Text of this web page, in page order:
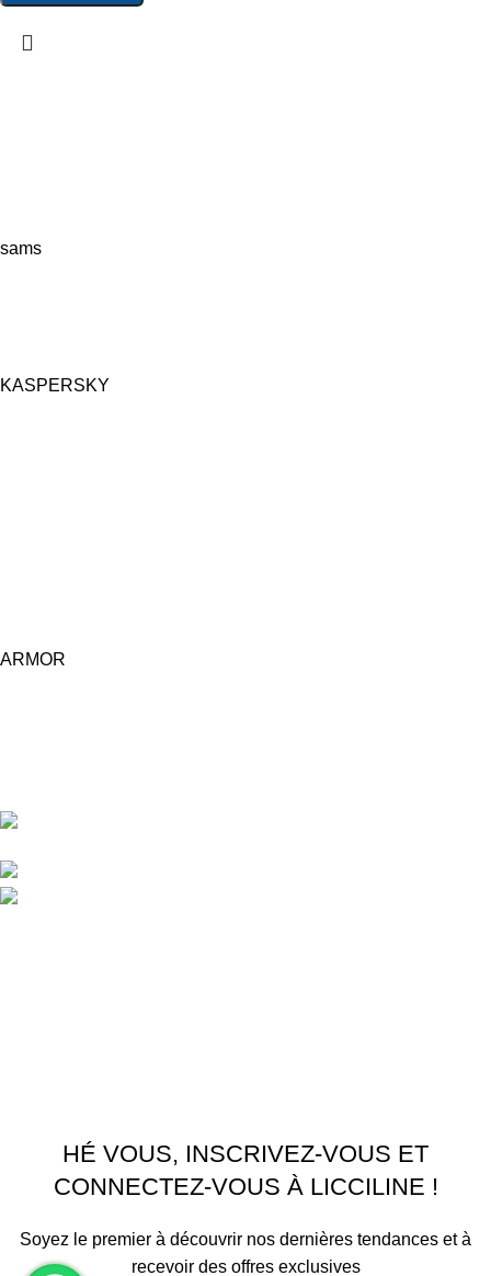
sams
KASPERSKY
ARMOR
HÉ VOUS, INSCRIVEZ-VOUS ET
CONNECTEZ-VOUS À LICCILINE !
Soyez le premier à découvrir nos dernières tendances et à
recevoir des offres exclusives